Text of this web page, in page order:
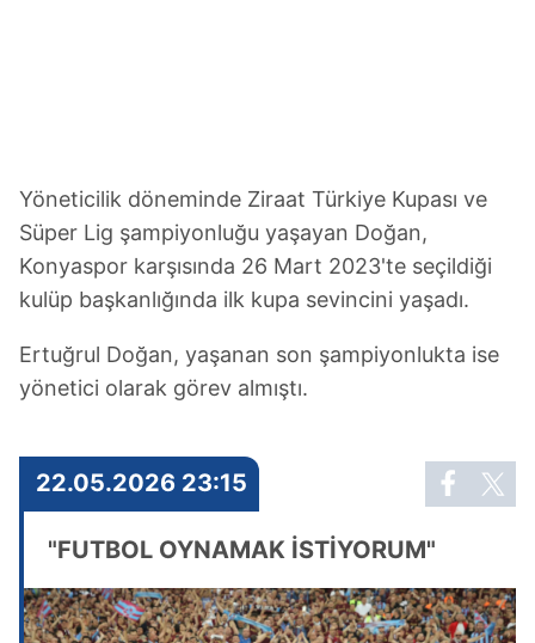
Yöneticilik döneminde Ziraat Türkiye Kupası ve
Süper Lig şampiyonluğu yaşayan Doğan,
Konyaspor karşısında 26 Mart 2023'te seçildiği
kulüp başkanlığında ilk kupa sevincini yaşadı.
Ertuğrul Doğan, yaşanan son şampiyonlukta ise
yönetici olarak görev almıştı.
22.05.2026 23:15
"FUTBOL OYNAMAK İSTİYORUM"